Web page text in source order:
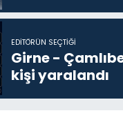
EDITÖRÜN SEÇTIĞI
Girne -
kişi yaralandı